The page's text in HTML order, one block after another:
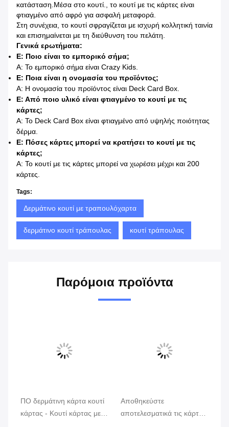
κατάσταση.Μέσα στο κουτί., το κουτί με τις κάρτες είναι
φτιαγμένο από αφρό για ασφαλή μεταφορά.
Στη συνέχεια, το κουτί σφραγίζεται με ισχυρή κολλητική ταινία
και επισημαίνεται με τη διεύθυνση του πελάτη.
Γενικά ερωτήματα:
Ε: Ποιο είναι το εμπορικό σήμα;
Α: Το εμπορικό σήμα είναι Crazy Kids.
Ε: Ποια είναι η ονομασία του προϊόντος;
Α: Η ονομασία του προϊόντος είναι Deck Card Box.
Ε: Από ποιο υλικό είναι φτιαγμένο το κουτί με τις
κάρτες;
Α: Το Deck Card Box είναι φτιαγμένο από υψηλής ποιότητας
δέρμα.
Ε: Πόσες κάρτες μπορεί να κρατήσει το κουτί με τις
κάρτες;
Α: Το κουτί με τις κάρτες μπορεί να χωρέσει μέχρι και 200
κάρτες.
Tags:
Δερμάτινο κουτί με τραπουλόχαρτα
δερμάτινο κουτί τράπουλας κουτί τράπουλας
Παρόμοια προϊόντα
ΠΟ δερμάτινη κάρτα κουτί
κάρτας - Κουτί κάρτας με
Αποθηκεύστε
αποτελεσματικά τις κάρτες